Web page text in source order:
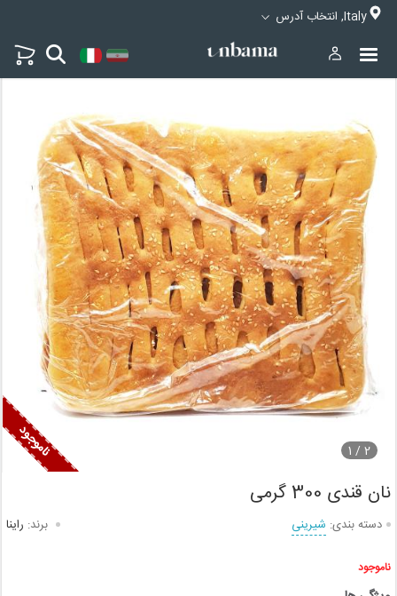
Italy, انتخاب آدرس
2 /
1
نان قندی 300 گرمی
دسته بندی: شیرینی برند: راینا
ناموجود